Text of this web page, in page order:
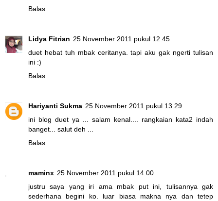
Balas
Lidya Fitrian 25 November 2011 pukul 12.45
duet hebat tuh mbak ceritanya. tapi aku gak ngerti tulisan
ini :)
Balas
Hariyanti Sukma 25 November 2011 pukul 13.29
ini blog duet ya ... salam kenal.... rangkaian kata2 indah
banget... salut deh ...
Balas
maminx 25 November 2011 pukul 14.00
justru saya yang iri ama mbak put ini, tulisannya gak
sederhana begini ko. luar biasa makna nya dan tetep